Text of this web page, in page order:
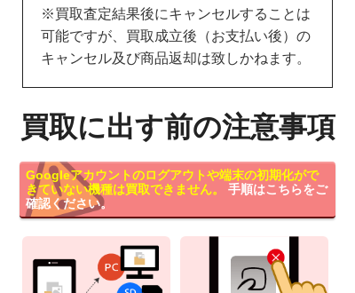
※買取査定結果後にキャンセルすることは
可能ですが、買取成立後（お支払い後）の
キャンセル及び商品返却は致しかねます。
買取に出す前の注意事項
Googleアカウントのログアウトや端末の初期化がで
きていない機種は買取できません。
手順はこちらをご
確認ください。